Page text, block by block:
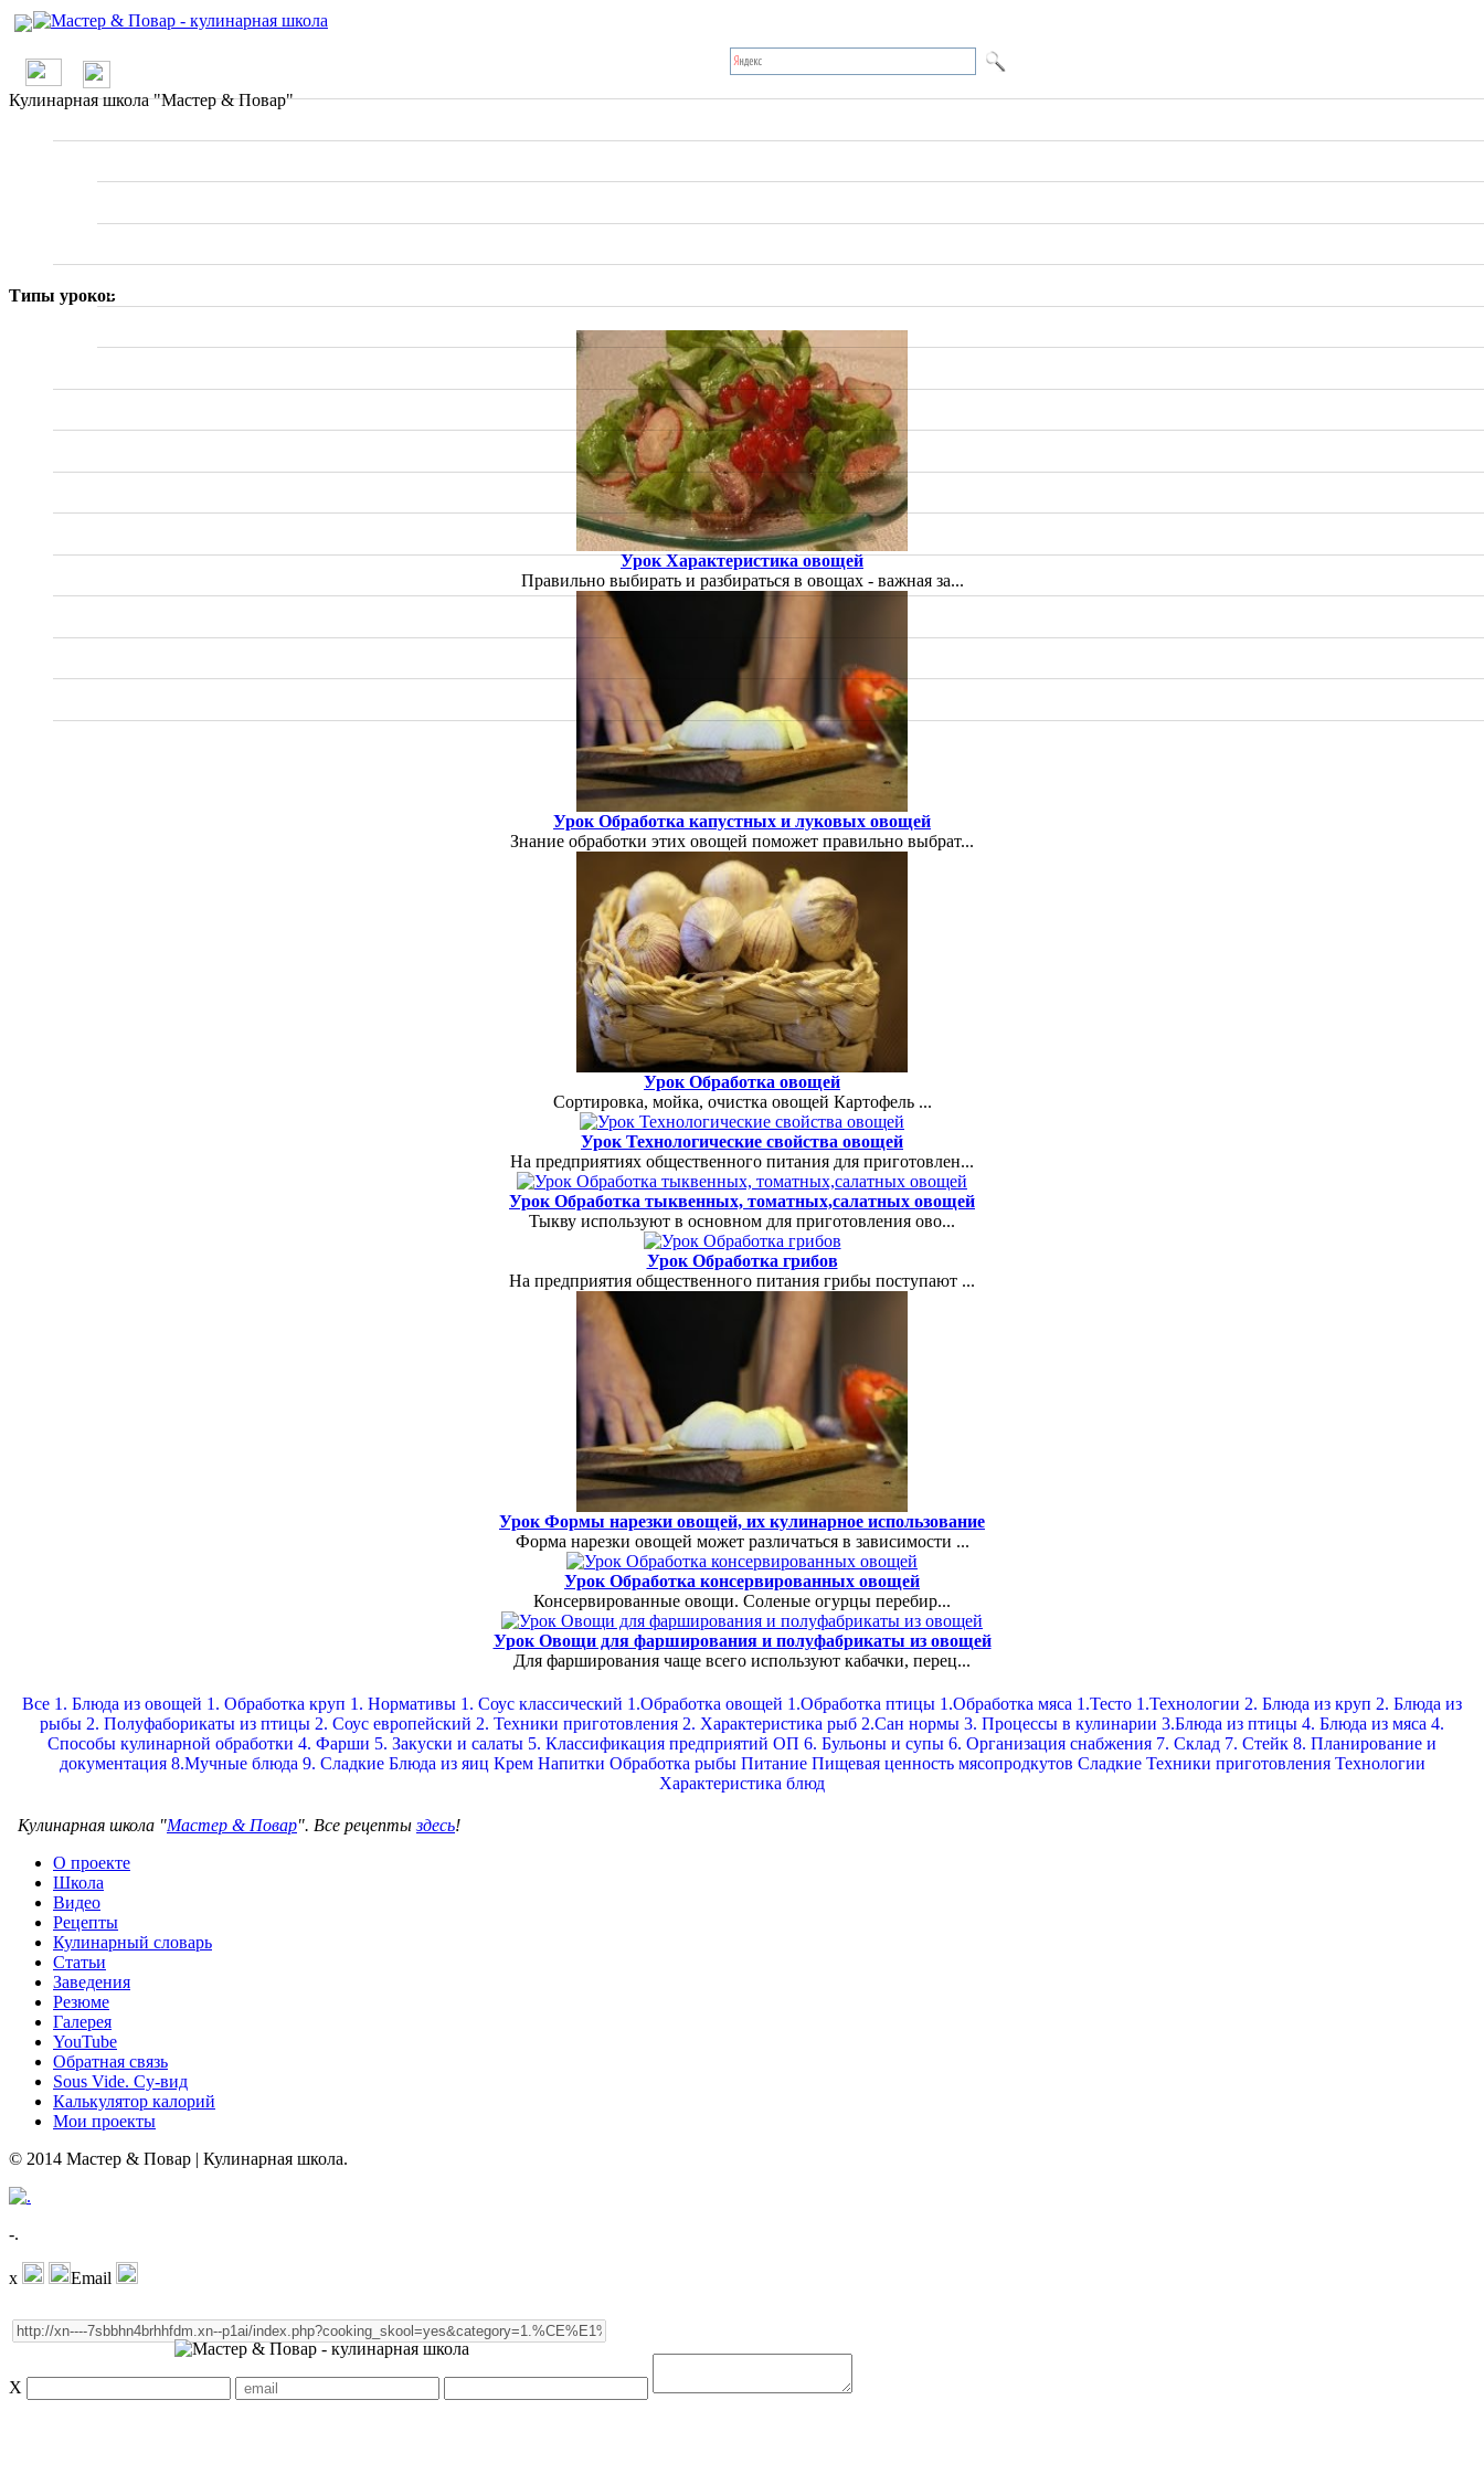
О проекте
Кулинарная школа "Мастер & Повар"
Типы уроков
Урок Характеристика овощей
Правильно выбирать и разбираться в овощах - важная за...
Урок Обработка капустных и луковых овощей
Знание обработки этих овощей поможет правильно выбрат...
Урок Обработка овощей
Сортировка, мойка, очистка овощей Картофель ...
Урок Технологические свойства овощей
На предприятиях общественного питания для приготовлен...
Урок Обработка тыквенных, томатных,салатных овощей
Тыкву используют в основном для приготовления ово...
Урок Обработка грибов
На предприятия общественного питания грибы поступают ...
Урок Формы нарезки овощей, их кулинарное использование
Форма нарезки овощей может различаться в зависимости ...
Урок Обработка консервированных овощей
Консервированные овощи. Соленые огурцы перебир...
Урок Овощи для фарширования и полуфабрикаты из овощей
Для фарширования чаще всего используют кабачки, перец...
Все 1. Блюда из овощей 1. Обработка круп 1. Нормативы 1. Соус классический 1.Обработка овощей 1.Обработка птицы 1.Обработка мяса 1.Тесто 1.Технологии 2. Блюда из круп 2. Блюда из
рыбы 2. Полуфаборикаты из птицы 2. Соус европейский 2. Техники приготовления 2. Характеристика рыб 2.Сан нормы 3. Процессы в кулинарии 3.Блюда из птицы 4. Блюда из мяса 4.
Способы кулинарной обработки 4. Фарши 5. Закуски и салаты 5. Классификация предприятий ОП 6. Бульоны и супы 6. Организация снабжения 7. Склад 7. Стейк 8. Планирование и
документация 8.Мучные блюда 9. Сладкие Блюда из яиц Крем Напитки Обработка рыбы Питание Пищевая ценность мясопродкутов Сладкие Техники приготовления Технологии
Характеристика блюд
Кулинарная школа "Мастер & Повар". Все рецептыздесь!
О проекте
Школа
Видео
Рецепты
Кулинарный словарь
Статьи
Заведения
Резюме
Галерея
YouTube
Обратная связь
Sous Vide. Су-вид
Калькулятор калорий
Мои проекты
© 2014 Мастер & Повар | Кулинарная школа.
-.
x Email
X